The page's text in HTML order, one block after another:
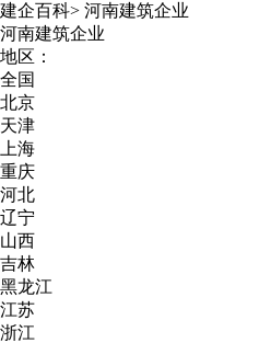
建企百科> 河南建筑企业
河南建筑企业
地区：
全国
北京
天津
上海
重庆
河北
辽宁
山西
吉林
黑龙江
江苏
浙江